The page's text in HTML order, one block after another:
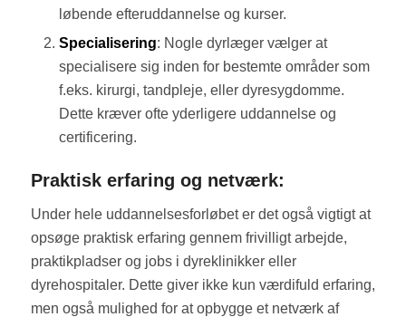
løbende efteruddannelse og kurser.
Specialisering: Nogle dyrlæger vælger at
specialisere sig inden for bestemte områder som
f.eks. kirurgi, tandpleje, eller dyresygdomme.
Dette kræver ofte yderligere uddannelse og
certificering.
Praktisk erfaring og netværk:
Under hele uddannelsesforløbet er det også vigtigt at
opsøge praktisk erfaring gennem frivilligt arbejde,
praktikpladser og jobs i dyreklinikker eller
dyrehospitaler. Dette giver ikke kun værdifuld erfaring,
men også mulighed for at opbygge et netværk af